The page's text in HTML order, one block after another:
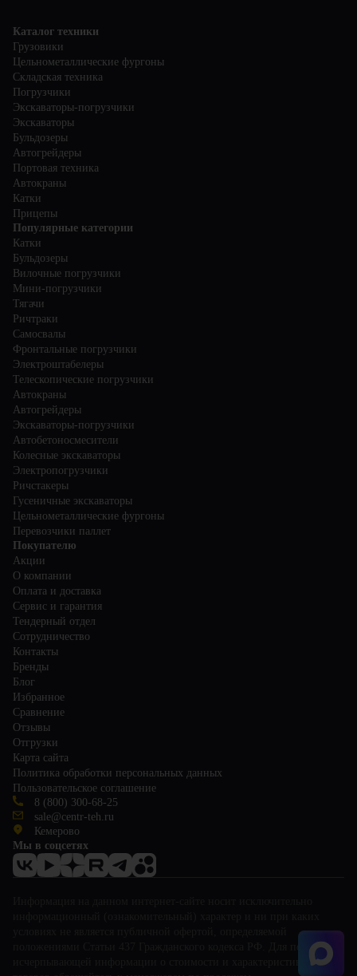
Каталог техники
Грузовики
Цельнометаллические фургоны
Складская техника
Погрузчики
Экскаваторы-погрузчики
Экскаваторы
Бульдозеры
Автогрейдеры
Портовая техника
Автокраны
Катки
Прицепы
Популярные категории
Катки
Бульдозеры
Вилочные погрузчики
Мини-погрузчики
Тягачи
Ричтраки
Самосвалы
Фронтальные погрузчики
Электроштабелеры
Телескопические погрузчики
Автокраны
Автогрейдеры
Экскаваторы-погрузчики
Автобетоносмесители
Колесные экскаваторы
Электропогрузчики
Ричстакеры
Гусеничные экскаваторы
Цельнометаллические фургоны
Перевозчики паллет
Покупателю
Акции
О компании
Оплата и доставка
Сервис и гарантия
Тендерный отдел
Сотрудничество
Контакты
Бренды
Блог
Избранное
Сравнение
Отзывы
Отгрузки
Карта сайта
Политика обработки персональных данных
Пользовательское соглашение
8 (800) 300-68-25
sale@centr-teh.ru
Кемерово
Мы в соцсетях
положениями Статьи 437 Гражданского кодекса РФ. Для получения
исчерпывающей информации о стоимости и характеристиках